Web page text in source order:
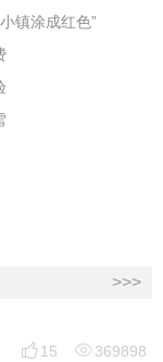
镇涂成红色”
>>>
 15 369898